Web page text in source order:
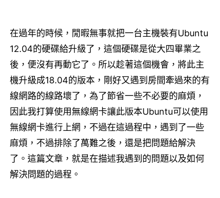
在過年的時候，閒暇無事就把一台主機裝有Ubuntu
12.04的硬碟給升級了，這個硬碟是從大四畢業之
後，便沒有再動它了。所以趁著這個機會，將此主
機升級成18.04的版本，剛好又遇到房間牽過來的有
線網路的線路壞了，為了節省一些不必要的麻煩，
因此我打算使用無線網卡讓此版本Ubuntu可以使用
無線網卡進行上網，不過在這過程中，遇到了一些
麻煩，不過排除了萬難之後，還是把問題給解決
了。這篇文章，就是在描述我遇到的問題以及如何
解決問題的過程。